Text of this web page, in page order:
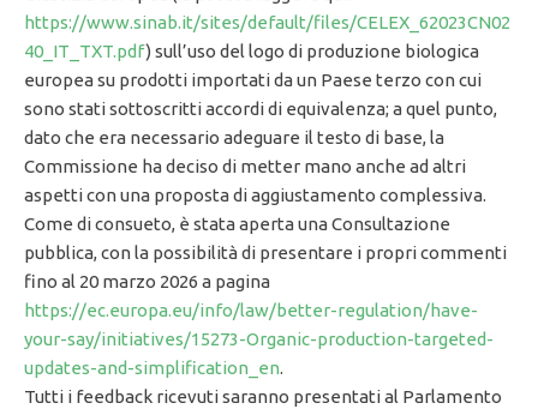
https://www.sinab.it/sites/default/files/CELEX_62023CN02
40_IT_TXT.pdf) sull’uso del logo di produzione biologica
europea su prodotti importati da un Paese terzo con cui
sono stati sottoscritti accordi di equivalenza; a quel punto,
dato che era necessario adeguare il testo di base, la
Commissione ha deciso di metter mano anche ad altri
aspetti con una proposta di aggiustamento complessiva.
Come di consueto, è stata aperta una Consultazione
pubblica, con la possibilità di presentare i propri commenti
fino al 20 marzo 2026 a pagina
https://ec.europa.eu/info/law/better-regulation/have-
your-say/initiatives/15273-Organic-production-targeted-
updates-and-simplification_en.
Tutti i feedback ricevuti saranno presentati al Parlamento